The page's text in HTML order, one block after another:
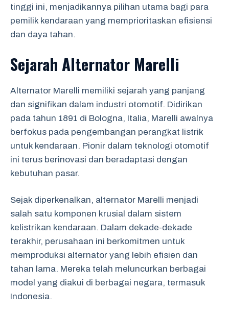
tinggi ini, menjadikannya pilihan utama bagi para
pemilik kendaraan yang memprioritaskan efisiensi
dan daya tahan.
Sejarah Alternator Marelli
Alternator Marelli memiliki sejarah yang panjang
dan signifikan dalam industri otomotif. Didirikan
pada tahun 1891 di Bologna, Italia, Marelli awalnya
berfokus pada pengembangan perangkat listrik
untuk kendaraan. Pionir dalam teknologi otomotif
ini terus berinovasi dan beradaptasi dengan
kebutuhan pasar.
Sejak diperkenalkan, alternator Marelli menjadi
salah satu komponen krusial dalam sistem
kelistrikan kendaraan. Dalam dekade-dekade
terakhir, perusahaan ini berkomitmen untuk
memproduksi alternator yang lebih efisien dan
tahan lama. Mereka telah meluncurkan berbagai
model yang diakui di berbagai negara, termasuk
Indonesia.